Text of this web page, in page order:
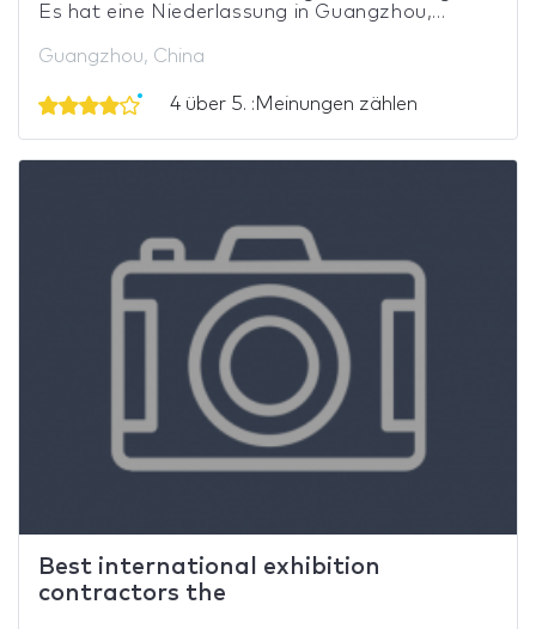
Es hat eine Niederlassung in Guangzhou,...
Guangzhou, China
4 über 5. :Meinungen zählen
Best international exhibition
contractors the